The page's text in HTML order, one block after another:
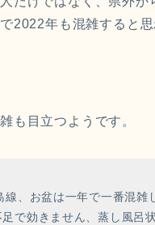
2022年も混雑すると思
も目立つようです。
線、お盆は一年で一番混雑
で効きません、蒸し風呂